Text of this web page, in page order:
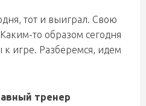
тот и выиграл. Свою
то образом сегодня
игре. Разберемся, идем
тренер